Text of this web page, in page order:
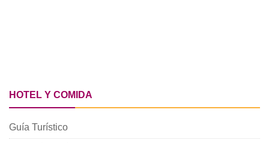
HOTEL Y COMIDA
Guía Turístico